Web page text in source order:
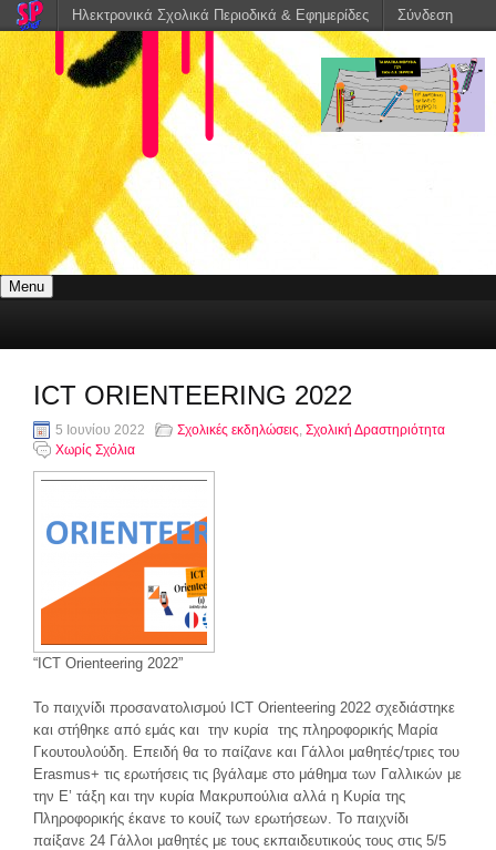
Menu
ICT ORIENTEERING 2022
5 Ιουνίου 2022 Σχολικές εκδηλώσεις, Σχολική Δραστηριότητα
Χωρίς Σχόλια
“ICT Orienteering 2022”
Το παιχνίδι προσανατολισμού ICT Orienteering 2022 σχεδιάστηκε
και στήθηκε από εμάς και την κυρία της πληροφορικής Μαρία
Γκουτουλούδη. Επειδή θα το παίζανε και Γάλλοι μαθητές/τριες του
Erasmus+ τις ερωτήσεις τις βγάλαμε στο μάθημα των Γαλλικών με
την Ε’ τάξη και την κυρία Μακρυπούλια αλλά η Κυρία της
Πληροφορικής έκανε το κουίζ των ερωτήσεων. Το παιχνίδι
παίξανε 24 Γάλλοι μαθητές με τους εκπαιδευτικούς τους στις 5/5
Ηλεκτρονικά Σχολικά Περιοδικά & Εφημερίδες Σύνδεση